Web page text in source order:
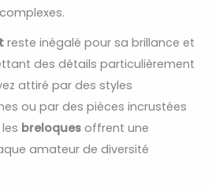
reste inégalé pour sa brillance et
des détails particulièrement
attiré par des styles
ou par des pièces incrustées
breloques offrent une
amateur de diversité